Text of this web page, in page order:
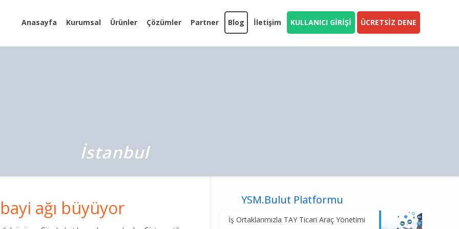
Anasayfa Kurumsal Ürünler Çözümler Partner Blog İletişim KULLANICI GİRİŞİ ÜCRETSİZ DENE
İstanbul
ağı büyüyor YSM.Bulut Platformu
İş Ortaklarımızla TAY Ticari Araç Yönetimi